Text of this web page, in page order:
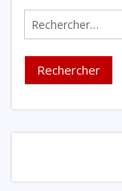
Rechercher :